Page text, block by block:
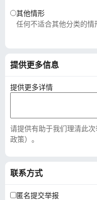
其他情形
任何不适合其他分类的情
提供更多信息
提供更多详情
请提供有助于我们理清此
政策）。
联系方式
匿名提交举报